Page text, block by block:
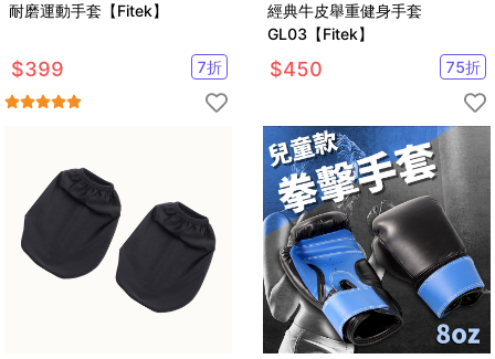
耐磨運動手套【Fitek】
$399 7折
經典牛皮舉重健身手套
GL03【Fitek】
$450 75折